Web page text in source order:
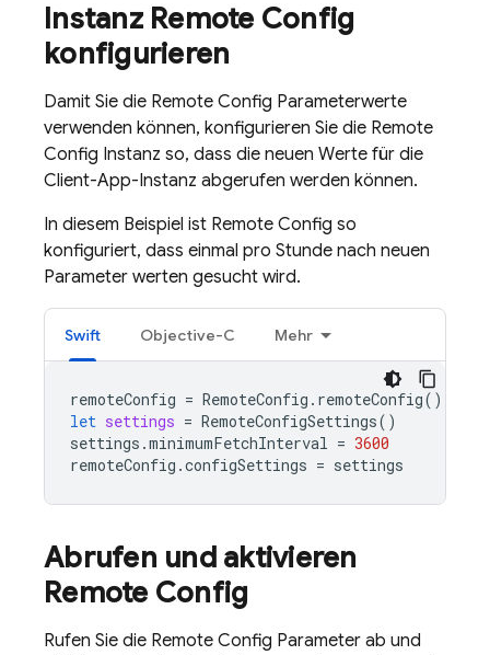
Instanz Remote Config
konfigurieren
Damit Sie die Remote Config Parameterwerte
verwenden können, konfigurieren Sie die Remote
Config Instanz so, dass die neuen Werte für die
Client-App-Instanz abgerufen werden können.
In diesem Beispiel ist Remote Config so
konfiguriert, dass einmal pro Stunde nach neuen
Parameter werten gesucht wird.
Swift Objective-C Mehr
remoteConfig = RemoteConfig . remoteConfig()
let settings = RemoteConfigSettings()
settings .minimumFetchInterval = 3600
remoteConfig .configSettings = settings
Abrufen und aktivieren
Remote Config
Rufen Sie die Remote Config Parameter ab und